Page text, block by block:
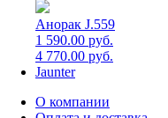
Анорак J.559
1 590.00 руб.
4 770.00 руб.
Jaunter
О компании